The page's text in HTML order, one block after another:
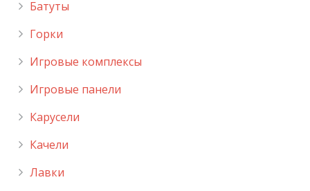
Батуты
Горки
Игровые комплексы
Игровые панели
Карусели
Качели
Лавки